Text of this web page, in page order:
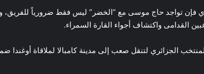
فإن تواجد حاج موسى مع “الخضر” ليس فقط ضرورياً للفريق،
القدامى واكتشاف أجواء القارة السمراء.
الجزائري لتنقل صعب إلى مدينة كامبالا لملاقاة